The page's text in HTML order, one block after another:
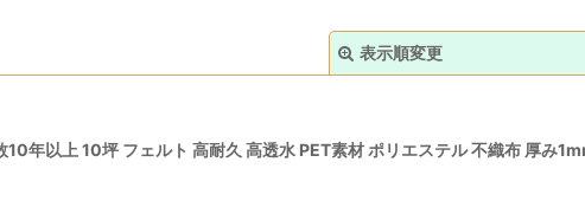
表示順変更
年以上 10坪 フェルト 高耐久 高透水 PET素材 ポリエステル 不織布 厚み